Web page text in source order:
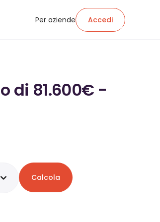
Per aziende Accedi
di 81.600€ -
Calcola